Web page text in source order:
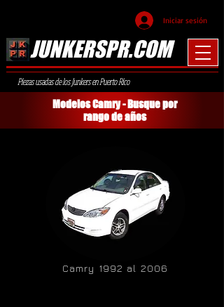
Iniciar sesión
JUNKERSPR.COM
Piezas usadas de los Junkers en Puerto Rico
Modelos Camry - Busque por
rango de años
Camry 1992 al 2006